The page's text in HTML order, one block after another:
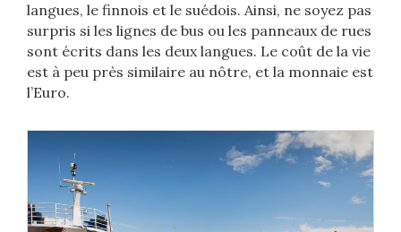
langues, le finnois et le suédois. Ainsi, ne soyez pas
surpris si les lignes de bus ou les panneaux de rues
sont écrits dans les deux langues. Le coût de la vie
est à peu près similaire au nôtre, et la monnaie est
l’Euro.